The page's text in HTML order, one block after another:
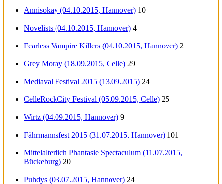
Annisokay (04.10.2015, Hannover) 10
Novelists (04.10.2015, Hannover) 4
Fearless Vampire Killers (04.10.2015, Hannover) 2
Grey Moray (18.09.2015, Celle) 29
Mediaval Festival 2015 (13.09.2015) 24
CelleRockCity Festival (05.09.2015, Celle) 25
Wirtz (04.09.2015, Hannover) 9
Fährmannsfest 2015 (31.07.2015, Hannover) 101
Mittelalterlich Phantasie Spectaculum (11.07.2015,
Bückeburg) 20
Puhdys (03.07.2015, Hannover) 24